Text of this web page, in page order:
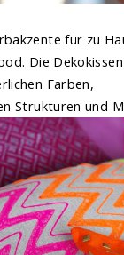
für zu
Die
Farben,
Strukturen und